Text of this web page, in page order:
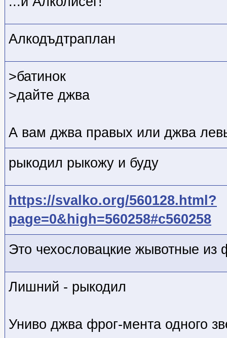
Алкодъдтраплан
>батинок
>дайте джва
А вам джва правых или джва
рыкодил рыкожу и буду
https://svalko.org/560128.html?
page=0&high=560258#c560258
Это чехословацкие жывотные
Лишний - рыкодил
Униво джва фрог-мента одного